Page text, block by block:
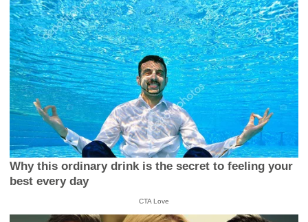
Why this ordinary drink is the secret to feeling your
best every day
CTA Love